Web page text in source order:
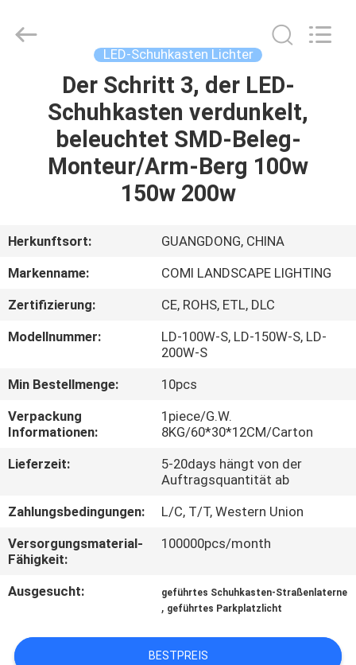
PRODUKTE
FABRIK-
QUALITÄTSKONTROLLE
TRETEN
SIE
UNS
IN
VERBINDUNG
LIMITED.
LED-Schuhkasten Lichter
Der Schritt 3, der LED-
Schuhkasten verdunkelt,
beleuchtet SMD-Beleg-
Monteur/Arm-Berg 100w
150w 200w
Herkunftsort:
GUANGDONG, CHINA
Markenname:
COMI LANDSCAPE LIGHTING
Zertifizierung:
CE, ROHS, ETL, DLC
Modellnummer:
LD-100W-S, LD-150W-S, LD-
200W-S
Min Bestellmenge:
10pcs
Verpackung
Informationen:
1piece/G.W.
8KG/60*30*12CM/Carton
Lieferzeit:
5-20days hängt von der
Auftragsquantität ab
Zahlungsbedingungen:
L/C, T/T, Western Union
Versorgungsmaterial-
Fähigkeit:
100000pcs/month
Ausgesucht: geführtes Schuhkasten-Straßenlaterne
, geführtes Parkplatzlicht
BESTPREIS